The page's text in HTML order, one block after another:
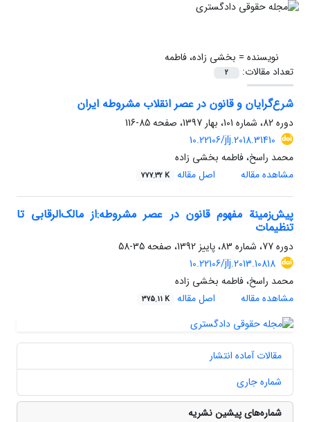
نویسنده = بخشی زاده، فاطمه
تعداد مقالات:
2
شرع‌گرایان و قانون در عصر انقلاب مشروطه ایران
دوره 82، شماره 101، بهار 1397، صفحه
85-116
10.22106/jlj.2018.31410
محمد راسخ، فاطمه بخشی زاده
مشاهده مقاله
اصل مقاله 777.32 K
پیش‌زمینة مفهوم قانون در عصر مشروطه:از مالک‌الرقابی تا
تنظیمات
دوره 77، شماره 83، پاییز 1392، صفحه
35-58
10.22106/jlj.2013.10818
محمد راسخ، فاطمه بخشی زاده
مشاهده مقاله
اصل مقاله 375.11 K
مقالات آماده انتشار
شماره جاری
شماره‌های پیشین نشریه